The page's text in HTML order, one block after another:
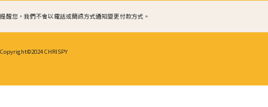
提醒您，我們不會以電話或簡訊方式通知變更付款方式。
Copyright©2024 CHRISPY